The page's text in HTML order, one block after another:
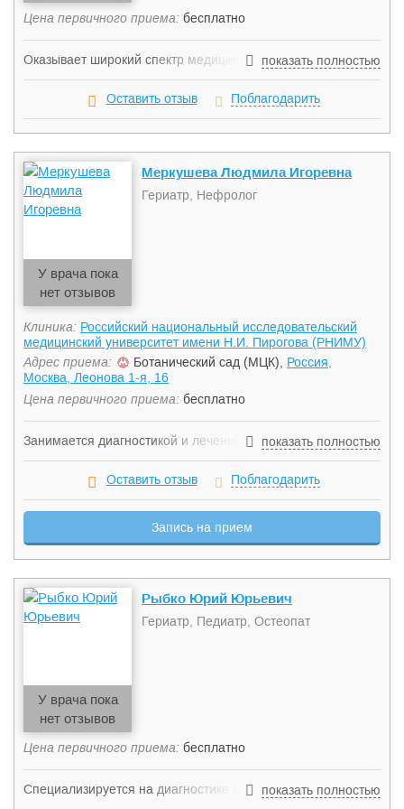
Цена первичного приема: бесплатно
Оказывает широкий спектр медицинской помощи,
ориентируясь на возрастные особенности пациента.
Координирует лечение, назначаемое врачами для
сроки.
показать полностью
Оставить отзыв Поблагодарить
У врача пока
нет отзывов
Меркушева Людмила Игоревна
Гериатр, Нефролог
Клиника: Российский национальный исследовательский
медицинский университет имени Н.И. Пирогова (РНИМУ)
Адрес приема:
Ботанический сад (МЦК), Россия,
Москва, Леонова 1-я, 16
Цена первичного приема: бесплатно
Занимается диагностикой и лечением различных
заболеваний почек и мочевыводящих путей таких, как
нефротический синдром, гематурия, инфекции
болезнь, наследственные нефриты, хроническая почечная
недостаточность в додиализной стадии, ренальная
артериальная гипертензия.
показать полностью
Оставить отзыв Поблагодарить
Запись на прием
У врача пока
нет отзывов
Рыбко Юрий Юрьевич
Гериатр, Педиатр, Остеопат
Цена первичного приема: бесплатно
Специализируется на диагностике и лечении болевых
показать полностью